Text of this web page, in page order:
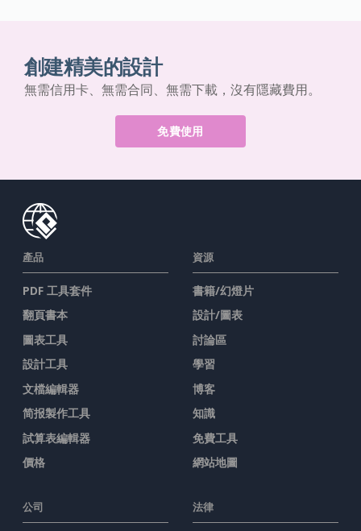
創建精美的設計
無需信用卡、無需合同、無需下載，沒有隱藏費用。
免費使用
產品
PDF 工具套件
翻頁書本
圖表工具
設計工具
文檔編輯器
简报製作工具
試算表編輯器
價格
資源
書籍/幻燈片
設計/圖表
討論區
學習
博客
知識
免費工具
網站地圖
公司 法律